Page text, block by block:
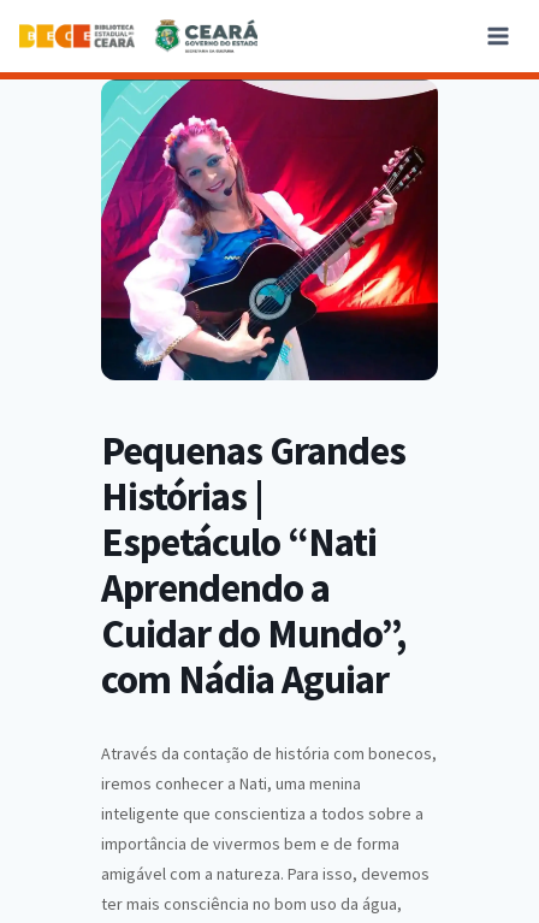
Pequenas Grandes
Histórias |
Espetáculo “Nati
Aprendendo a
Cuidar do Mundo”,
com Nádia Aguiar
Através da contação de história com bonecos,
iremos conhecer a Nati, uma menina
inteligente que conscientiza a todos sobre a
importância de vivermos bem e de forma
amigável com a natureza. Para isso, devemos
ter mais consciência no bom uso da água,